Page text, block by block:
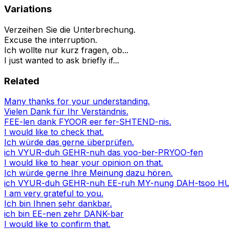
Variations
Verzeihen Sie die Unterbrechung.
Excuse the interruption.
Ich wollte nur kurz fragen, ob...
I just wanted to ask briefly if...
Related
Many thanks for your understanding.
Vielen Dank für Ihr Verständnis.
FEE-len dank FYOOR eer fer-SHTEND-nis.
I would like to check that.
Ich würde das gerne überprüfen.
ich VYUR-duh GEHR-nuh das yoo-ber-PRYOO-fen
I would like to hear your opinion on that.
Ich würde gerne Ihre Meinung dazu hören.
ich VYUR-duh GEHR-nuh EE-ruh MY-nung DAH-tsoo
I am very grateful to you.
Ich bin Ihnen sehr dankbar.
ich bin EE-nen zehr DANK-bar
I would like to confirm that.